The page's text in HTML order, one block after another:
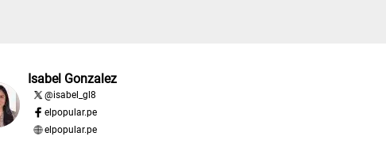
Isabel Gonzalez
@isabel_gl8
elpopular.pe
elpopular.pe